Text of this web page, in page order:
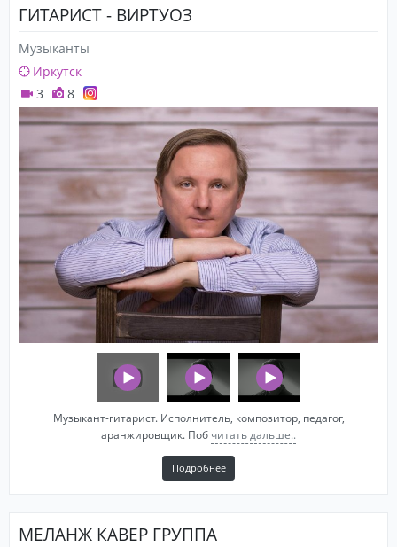
ГИТАРИСТ - ВИРТУОЗ
Музыканты
Иркутск
3
8
Музыкант-гитарист. Исполнитель, композитор, педагог,
аранжировщик. Поб читать дальше..
Подробнее
МЕЛАНЖ КАВЕР ГРУППА